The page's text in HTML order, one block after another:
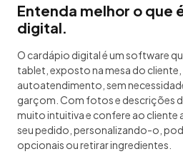
Entenda melhor o que
digital.
O cardápio digital é um software
tablet, exposto na mesa do
autoatendimento, sem
garçom. Com fotos e descrições
muito intuitiva e confere ao cliente
seu pedido, personalizando-o,
opcionais ou retirar ingredientes.